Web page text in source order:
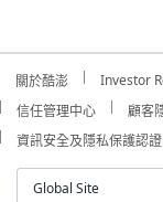
關於酷澎 Investor
信任管理中心
顧客
資訊安全及隱私保護認證
Global Site